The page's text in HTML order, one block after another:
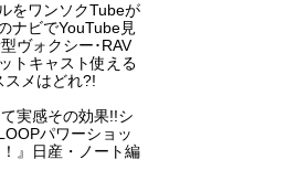
をワンソクTubeが
ナビでYouTube見
ヴォクシー･RAV
トキャスト使える
スメはどれ?!
実感その効果!!シ
パワーショッ
』日産・ノート編